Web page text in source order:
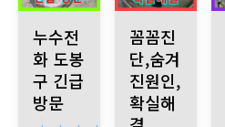
업 후 다
시 검사
까지 꼼
꼼하게
사뿐만
아니라
공압진
단검사
누수전
화 도봉
구 긴급
방문
꼼꼼진
단,숨겨
진원인,
확실해